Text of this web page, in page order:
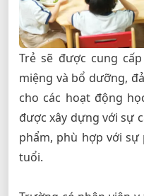
Trẻ sẽ được cung
miệng và bổ dưỡng,
cho các hoạt động
được xây dựng với sự
phẩm, phù hợp với
tuổi.